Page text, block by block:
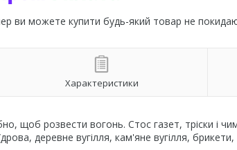
ви можете купити будь-який товар не
Характеристики
щоб розвести вогонь. Стос газет, тріски і
деревне вугілля, кам'яне вугілля,